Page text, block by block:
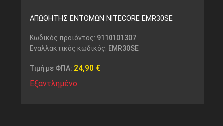
ΑΠΩΘΗΤΗΣ ΕΝΤΟΜΩΝ NITECORE EMR30SE
Κωδικός προϊόντος: 9110101307
Εναλλακτικός κωδικός: EMR30SE
Τιμή με ΦΠΑ: 24,90 €
Εξαντλημένο